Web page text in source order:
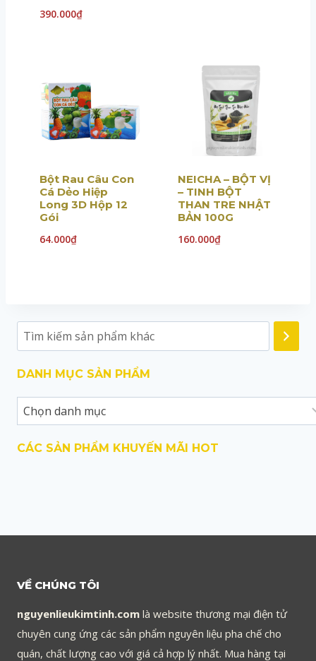
390.000₫
Bột Rau Câu Con
Cá Dẻo Hiệp
Long 3D Hộp 12
Gói
64.000₫
NEICHA – BỘT VỊ
– TINH BỘT
THAN TRE NHẬT
BẢN 100G
160.000₫
DANH MỤC SẢN PHẨM
CÁC SẢN PHẨM KHUYẾN MÃI HOT
VỀ CHÚNG TÔI
nguyenlieukimtinh.com là website thương mại điện tử
chuyên cung ứng các sản phẩm nguyên liệu pha chế cho
quán, chất lượng cao với giá cả hợp lý nhất. Mua hàng tại